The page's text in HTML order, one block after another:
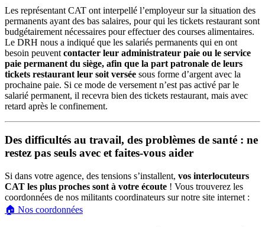
Les représentant CAT ont interpellé l’employeur sur la situation des
permanents ayant des bas salaires, pour qui les tickets restaurant sont
budgétairement nécessaires pour effectuer des courses alimentaires.
Le DRH nous a indiqué que les salariés permanents qui en ont
besoin peuvent contacter leur administrateur paie ou le service
paie permanent du siège, afin que la part patronale de leurs
tickets restaurant leur soit versée sous forme d’argent avec la
prochaine paie. Si ce mode de versement n’est pas activé par le
salarié permanent, il recevra bien des tickets restaurant, mais avec
retard après le confinement.
Des difficultés au travail, des problèmes de santé : ne
restez pas seuls avec et faites-vous aider
Si dans votre agence, des tensions s’installent, vos interlocuteurs
CAT les plus proches sont à votre écoute ! Vous trouverez les
coordonnées de nos militants coordinateurs sur notre site internet :
🏠 Nos coordonnées